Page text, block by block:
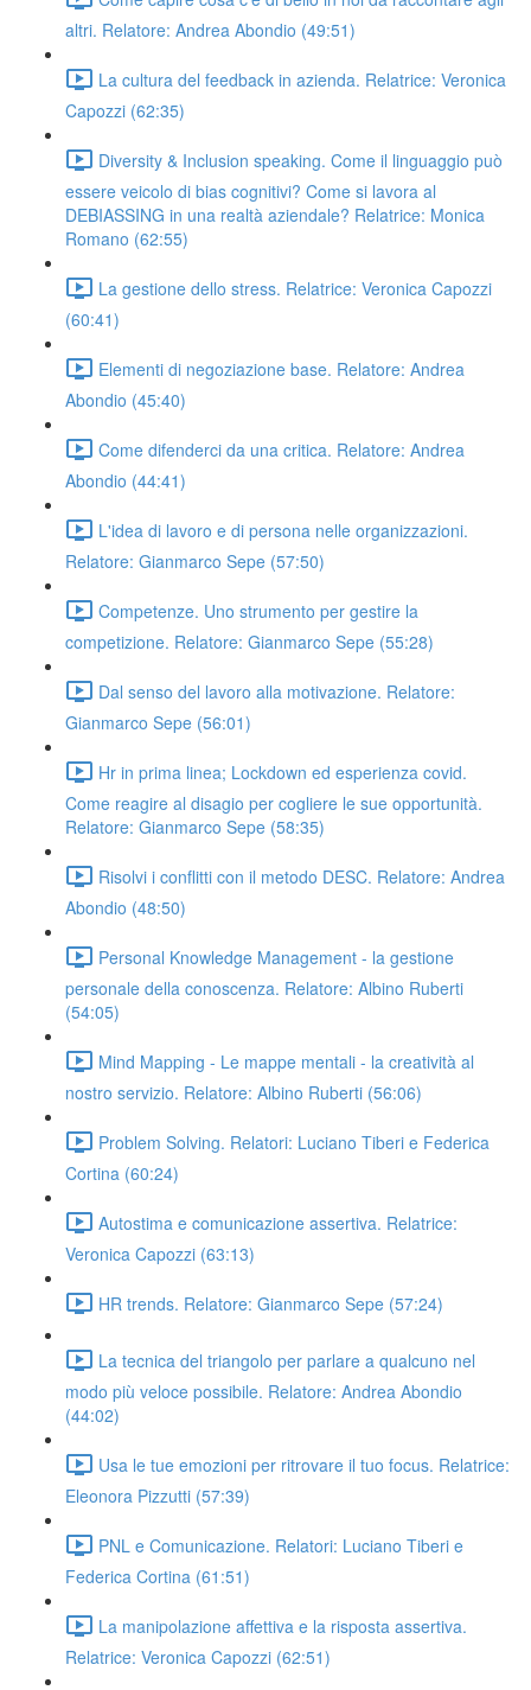
altri. Relatore: Andrea Abondio (49:51)
La cultura del feedback in azienda. Relatrice: Veronica
Capozzi (62:35)
Diversity & Inclusion speaking. Come il linguaggio può
essere veicolo di bias cognitivi? Come si lavora al
DEBIASSING in una realtà aziendale? Relatrice: Monica
Romano (62:55)
La gestione dello stress. Relatrice: Veronica Capozzi
(60:41)
Elementi di negoziazione base. Relatore: Andrea
Abondio (45:40)
Come difenderci da una critica. Relatore: Andrea
Abondio (44:41)
L'idea di lavoro e di persona nelle organizzazioni.
Relatore: Gianmarco Sepe (57:50)
Competenze. Uno strumento per gestire la
competizione. Relatore: Gianmarco Sepe (55:28)
Dal senso del lavoro alla motivazione. Relatore:
Gianmarco Sepe (56:01)
Hr in prima linea; Lockdown ed esperienza covid.
Come reagire al disagio per cogliere le sue opportunità.
Relatore: Gianmarco Sepe (58:35)
Risolvi i conflitti con il metodo DESC. Relatore: Andrea
Abondio (48:50)
Personal Knowledge Management - la gestione
personale della conoscenza. Relatore: Albino Ruberti
(54:05)
Mind Mapping - Le mappe mentali - la creatività al
nostro servizio. Relatore: Albino Ruberti (56:06)
Problem Solving. Relatori: Luciano Tiberi e Federica
Cortina (60:24)
Autostima e comunicazione assertiva. Relatrice:
Veronica Capozzi (63:13)
HR trends. Relatore: Gianmarco Sepe (57:24)
La tecnica del triangolo per parlare a qualcuno nel
modo più veloce possibile. Relatore: Andrea Abondio
(44:02)
Usa le tue emozioni per ritrovare il tuo focus. Relatrice:
Eleonora Pizzutti (57:39)
PNL e Comunicazione. Relatori: Luciano Tiberi e
Federica Cortina (61:51)
La manipolazione affettiva e la risposta assertiva.
Relatrice: Veronica Capozzi (62:51)